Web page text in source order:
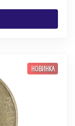
НОВИНКА